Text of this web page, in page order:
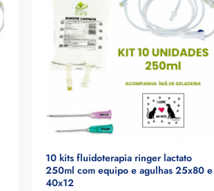
10 kits fluidoterapia ringer lactato
250ml com equipo e agulhas 25x80 e
40x12